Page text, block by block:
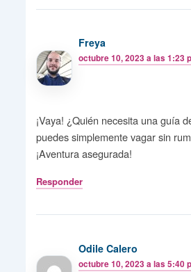
Freya
octubre 10, 2023 a las 1:23
¡Vaya! ¿Quién necesita una guía
puedes simplemente vagar sin
¡Aventura asegurada!
Responder
Odile Calero
octubre 10, 2023 a las 5:40